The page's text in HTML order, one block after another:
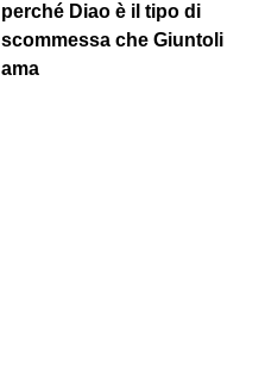
perché Diao è il tipo di
scommessa che Giuntoli
ama